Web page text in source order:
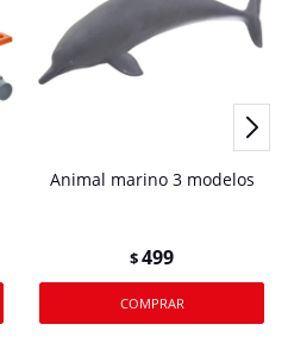
Animal marino 3 modelos
$499